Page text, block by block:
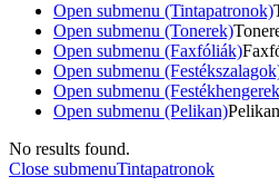
Open submenu (Tintapatronok)
Open submenu (Tonerek)
Open submenu (Faxfóliák)
Open submenu
Open submenu
Open submenu (Pelikan)Pelikan
No results found.
Close submenuTintapatronok